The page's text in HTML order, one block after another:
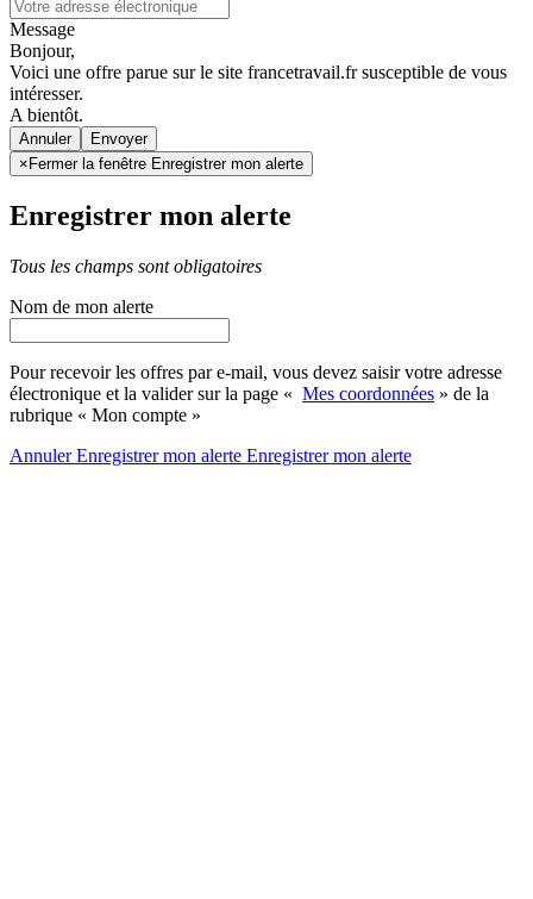
Message
Bonjour,
Voici une offre parue sur le site francetravail.fr susceptible de vous
intéresser.
A bientôt.
Annuler
× Fermer la fenêtre Enregistrer mon alerte
Enregistrer mon alerte
Tous les champs sont obligatoires
Nom de mon alerte
Pour recevoir les offres par e-mail, vous devez saisir votre adresse
électronique et la valider sur la page « Mes coordonnées » de la
rubrique « Mon compte »
AnnulerEnregistrer mon alerte Enregistrermon alerte